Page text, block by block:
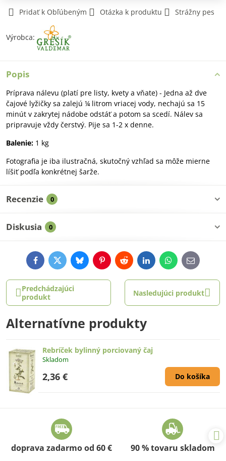
Pridať k Obľúbeným Otázka k produktu Strážny pes
Výrobca:
Popis
Príprava nálevu (platí pre listy, kvety a vňate) - Jedna až dve
čajové lyžičky sa zalejú ¼ litrom vriacej vody, nechajú sa 15
minút v zakrytej nádobe odstáť a potom sa scedí. Nálev sa
pripravuje vždy čerstvý. Pije sa 1-2 x denne.
Balenie: 1 kg
Fotografia je iba ilustračná, skutočný vzhľad sa môže mierne
líšiť podľa konkrétnej šarže.
Recenzie 0
Diskusia 0
FacebookTwitterBlueskyPinterestRedditLinkedInWhatsApp
E-
mail
Predchádzajúci
produkt
Nasledujúci produkt
Alternatívne produkty
Rebríček bylinný porciovaný čaj
Skladom
2,36 € Do košíka
doprava zadarmo od 60 € 90 % tovaru skladom